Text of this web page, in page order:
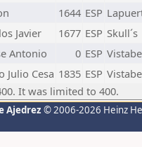
1644 ESP
Javier 1677 ESP Skull´s
Antonio 0 ESP
Julio Cesa 1835 ESP
It was limited to 400.
Ajedrez © 2006-2026 Heinz